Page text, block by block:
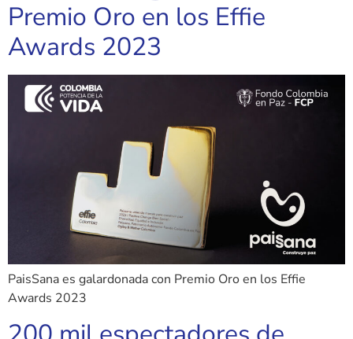
Premio Oro en los Effie
Awards 2023
PaisSana es galardonada con Premio Oro en los Effie
Awards 2023